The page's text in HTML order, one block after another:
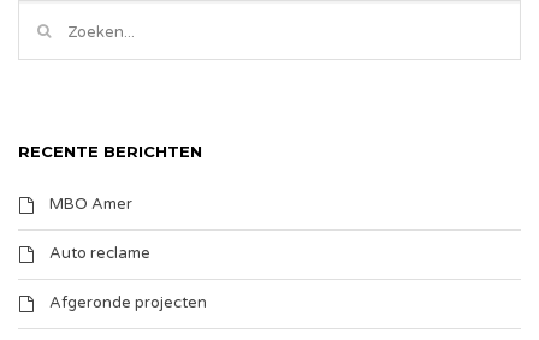
RECENTE BERICHTEN
MBO Amer
Auto reclame
Afgeronde projecten